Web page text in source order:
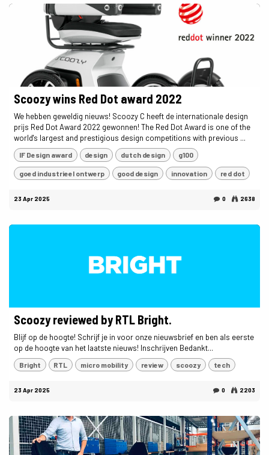
Scoozy wins Red Dot award 2022
We hebben geweldig nieuws! Scoozy C heeft de internationale design
prijs Red Dot Award 2022 gewonnen! The Red Dot Award is one of the
world's largest and prestigious design competitions with previous ...
IF Design award design dutch design g100
goed industrieel ontwerp good design innovation red dot
23 Apr 2025 0 2638
Scoozy reviewed by RTL Bright.
Blijf op de hoogte! Schrijf je in voor onze nieuwsbrief en ben als eerste
op de hoogte van het laatste nieuws! Inschrijven Bedankt...
Bright RTL micro mobility review scoozy tech
23 Apr 2025 0 2203